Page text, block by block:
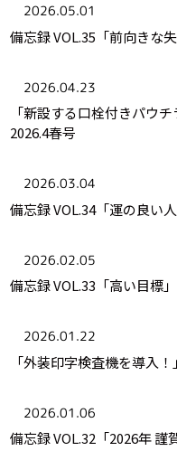
2026.05.01
備忘録 VOL.35「前向きな
2026.04.23
「新設する口栓付きパウ
2026.4春号
2026.03.04
備忘録 VOL.34「運の良い人
2026.02.05
備忘録 VOL.33「高い目標」
2026.01.22
「外装印字検査機を導入
2026.01.06
備忘録 VOL.32「2026年 謹